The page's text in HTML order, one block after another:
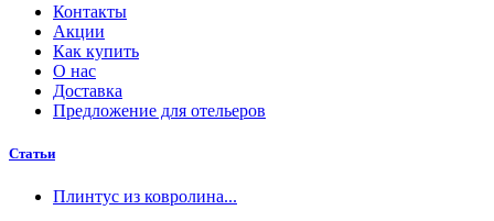
Контакты
Акции
Как купить
О нас
Доставка
Предложение для отельеров
Статьи
Плинтус из ковролина...